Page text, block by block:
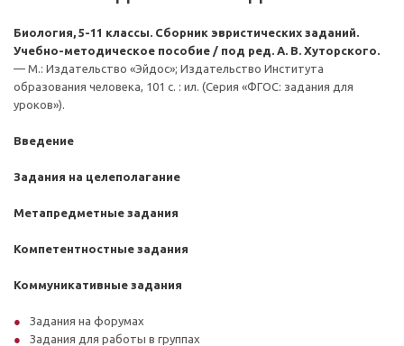
Биология, 5-11 классы. Сборник эвристических заданий.
Учебно-методическое пособие / под ред. А. В. Хуторского.
— М.: Издательство «Эйдос»; Издательство Института
образования человека, 101 с. : ил. (Серия «ФГОС: задания для
уроков»).
Введение
Задания на целеполагание
Метапредметные задания
Компетентностные задания
Коммуникативные задания
Задания на форумах
Задания для работы в группах